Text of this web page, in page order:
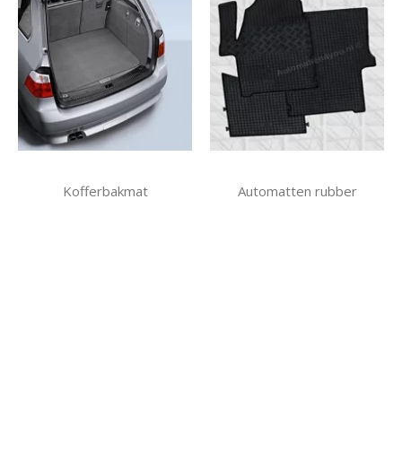
Kofferbakmat Automatten rubber